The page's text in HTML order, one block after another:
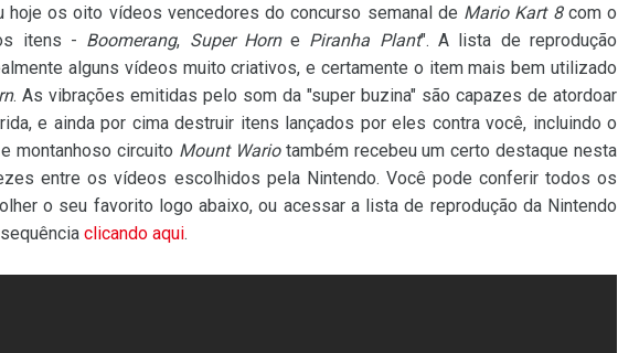
hoje os oito vídeos vencedores do concurso semanal de Mario Kart 8com o
itens - Boomerang, Super Horne Piranha Plant". A lista de reprodução
alguns vídeos muito criativos, e certamente o item mais bem utilizado
. As vibrações emitidas pelo som da "super buzina" são capazes de atordoar
e ainda por cima destruir itens lançados por eles contra você, incluindo o
montanhoso circuito Mount Wariotambém recebeu um certo destaque nesta
entre os vídeos escolhidos pela Nintendo. Você pode conferir todos os
o seu favorito logo abaixo, ou acessar a lista de reprodução da Nintendo
clicando aqui.